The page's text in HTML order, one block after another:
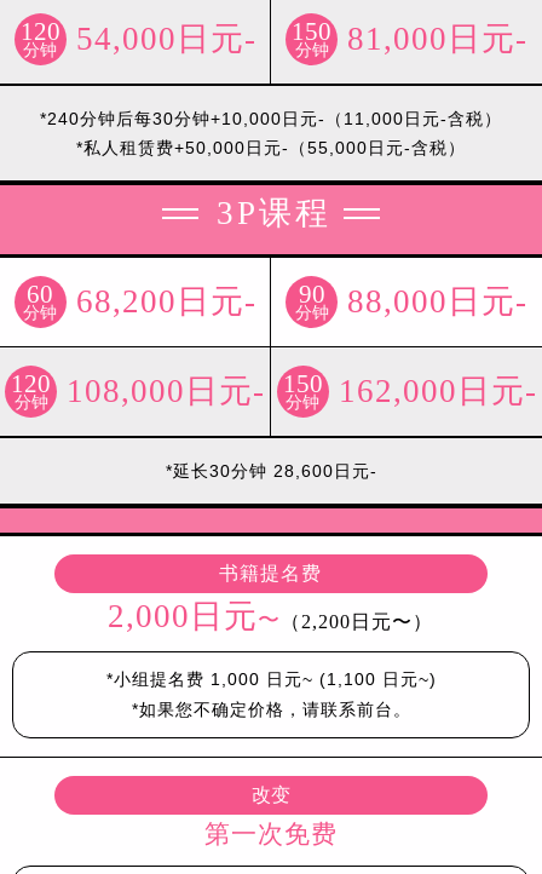
120
分钟 54,000日元- 150
分钟 81,000日元-
*240分钟后每30分钟+10,000日元-（11,000日元-含税）
*私人租赁费+50,000日元-（55,000日元-含税）
3P课程
60
分钟 68,200日元- 90
分钟 88,000日元-
120
分钟 108,000日元- 150
分钟 162,000日元-
*延长30分钟 28,600日元-
书籍提名费
2,000日元〜 （2,200日元〜）
*小组提名费 1,000 日元~ (1,100 日元~)
*如果您不确定价格，请联系前台。
改变
第一次免费